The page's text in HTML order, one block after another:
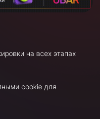
на всех этапах
cookie для